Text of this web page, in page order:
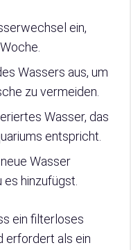
ein,
Wassers aus, um
zu vermeiden.
Wasser, das
entspricht.
Wasser
hinzufügst.
ein filterloses
erfordert als ein